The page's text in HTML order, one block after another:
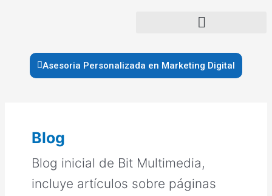
Asesoria Personalizada en Marketing Digital
Blog
Blog inicial de Bit Multimedia,
incluye artículos sobre páginas